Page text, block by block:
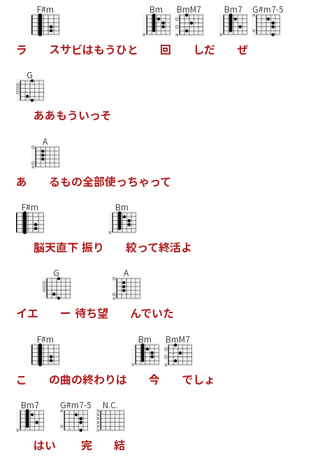
ラ
F#m
スサビはもうひと
Bm
回
BmM7
しだ
Bm7
ぜ
G#m7-5
G
ああもういっそ
あ
A
るもの全部使っちゃって
F#m
脳天直下 振り
Bm
絞って終活よ
イエ
G
ー 待ち望
A
んでいた
こ
F#m
の曲の終わりは
Bm
今
BmM7
でしょ
Bm7
はい
G#m7-5
完
N.C.
結